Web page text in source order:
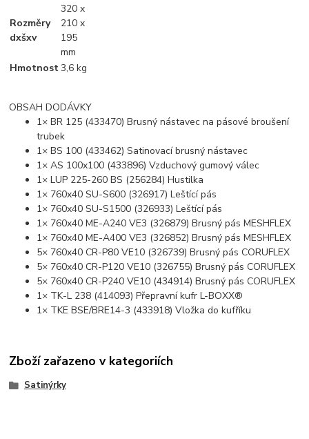
Rozměry
dxšxv
320 x
210 x
195
mm
Hmotnost3,6 kg
OBSAH DODÁVKY
1× BR 125 (433470) Brusný nástavec na pásové broušení
trubek
1× BS 100 (433462) Satinovací brusný nástavec
1× AS 100x100 (433896) Vzduchový gumový válec
1× LUP 225-260 BS (256284) Hustilka
1× 760x40 SU-S600 (326917) Leštící pás
1× 760x40 SU-S1500 (326933) Leštící pás
1× 760x40 ME-A240 VE3 (326879) Brusný pás MESHFLEX
1× 760x40 ME-A400 VE3 (326852) Brusný pás MESHFLEX
5× 760x40 CR-P80 VE10 (326739) Brusný pás CORUFLEX
5× 760x40 CR-P120 VE10 (326755) Brusný pás CORUFLEX
5× 760x40 CR-P240 VE10 (434914) Brusný pás CORUFLEX
1× TK-L 238 (414093) Přepravní kufr L-BOXX®
1× TKE BSE/BRE14-3 (433918) Vložka do kufříku
Zboží zařazeno v kategoriích
Satinýrky